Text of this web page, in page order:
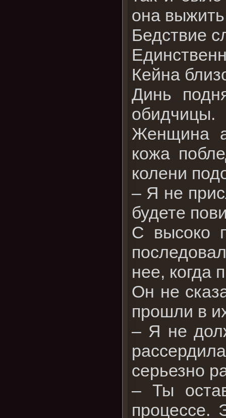
она выжить
Бедствие
Кейна
Динь
обидчицы.
Женщина
кожа
колени
– Я не
будете
С высоко
нее, когда
Он не
прошли в
– Я не
серьезно
– Ты
процессе.